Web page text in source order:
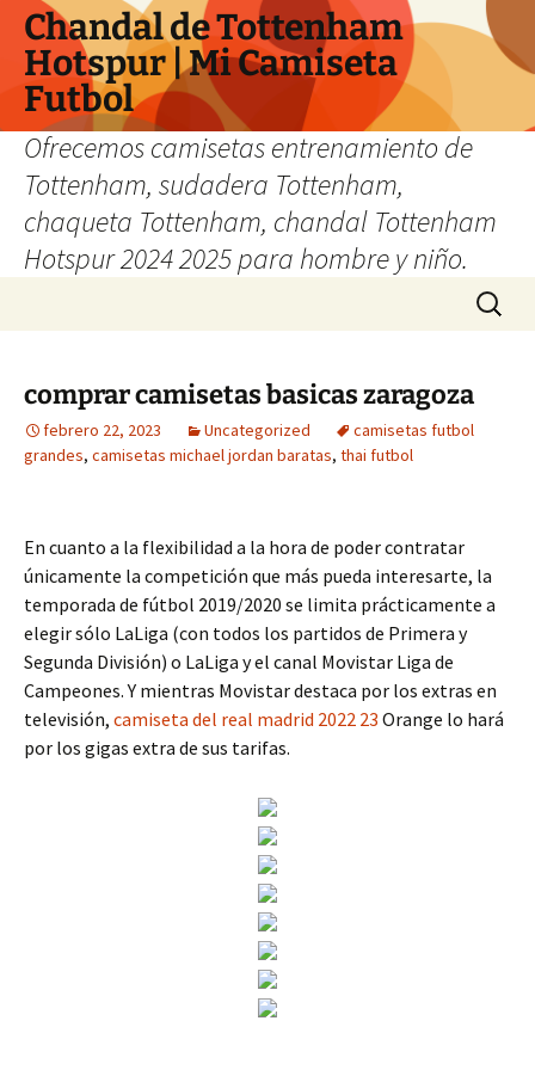
Chandal de Tottenham
Hotspur | Mi Camiseta
Futbol
Ofrecemos camisetas entrenamiento de
Tottenham, sudadera Tottenham,
chaqueta Tottenham, chandal Tottenham
Hotspur 2024 2025 para hombre y niño.
Buscar:
comprar camisetas basicas zaragoza
febrero 22, 2023 Uncategorized
camisetas futbol
grandes, camisetas michael jordan baratas, thai futbol
En cuanto a la flexibilidad a la hora de poder contratar
únicamente la competición que más pueda interesarte, la
temporada de fútbol 2019/2020 se limita prácticamente a
elegir sólo LaLiga (con todos los partidos de Primera y
Segunda División) o LaLiga y el canal Movistar Liga de
Campeones. Y mientras Movistar destaca por los extras en
televisión, camiseta del real madrid 2022 23 Orange lo hará
por los gigas extra de sus tarifas.